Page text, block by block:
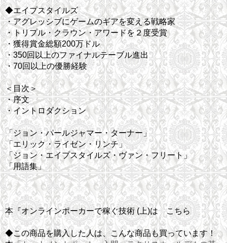
◆エイプスタイルズ
・アグレッシブにゲームのギアを変える戦略家
・トリプル・クラウン・アワードを２度受賞
・獲得賞金総額200万ドル
・350回以上のファイナルテーブル進出
・70回以上の優勝経験
＜目次＞
・序文
・イントロダクション
「ジョン・パールジャマー・ターナー」
「エリック・ライゼン・リンチ」
「ジョン・エイプスタイルズ・ヴァン・フリート」
「用語集」
本『オンラインポーカーで稼ぐ技術 (上)は こちら
◆この商品を購入した人は、こんな商品も買っています！